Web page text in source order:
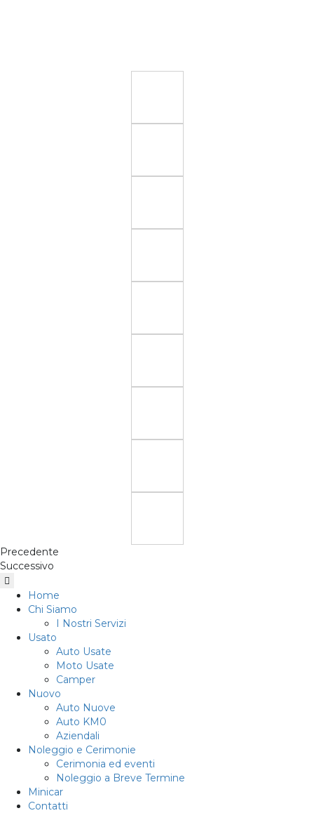
Precedente
Successivo
Home
Chi Siamo
I Nostri Servizi
Usato
Auto Usate
Moto Usate
Camper
Nuovo
Auto Nuove
Auto KM0
Aziendali
Noleggio e Cerimonie
Cerimonia ed eventi
Noleggio a Breve Termine
Minicar
Contatti